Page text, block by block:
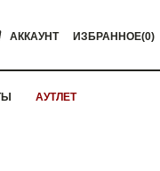
АККАУНТ ИЗБРАННОЕ(0)
АУТЛЕТ